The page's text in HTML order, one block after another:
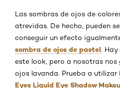
Las sombras de ojos de
atrevidas. De hecho, pueden
conseguir un efecto
sombra de ojos de pastel.
este look, pero a nosotras
ojos lavanda. Prueba a utilizar
Eyes Liquid Eye Shadow